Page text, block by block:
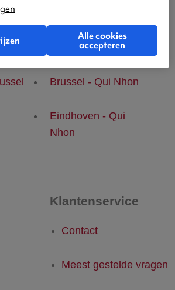
vluchten
Brussel - Qui Nhon
Eindhoven - Qui
Nhon
Klantenservice
Contact
Meest gestelde vragen
Alle cookies
accepteren